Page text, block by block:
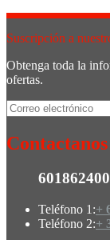
Suscripción a
Obtenga toda la
ofertas.
Contactanos
Teléfono 1:+
Teléfono 2:+